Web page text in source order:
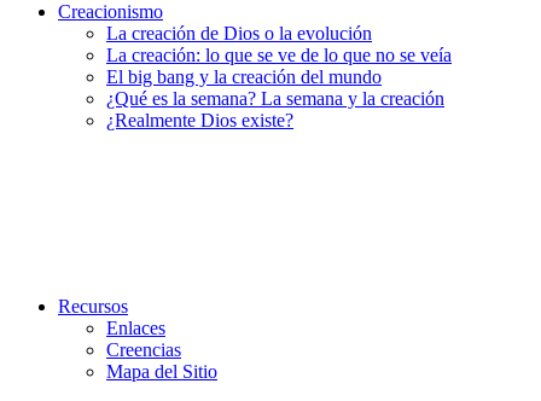
Creacionismo
La creación de Dios o la evolución
La creación: lo que se ve de lo que no se veía
El big bang y la creación del mundo
¿Qué es la semana? La semana y la creación
¿Realmente Dios existe?
Recursos
Enlaces
Creencias
Mapa del Sitio